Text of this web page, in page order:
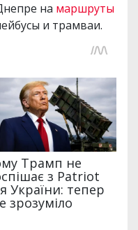
на маршруты
и трамваи.